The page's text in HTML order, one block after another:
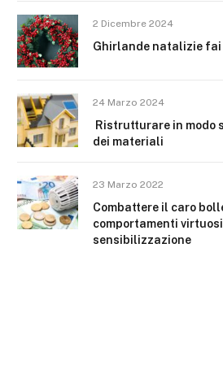
2 Dicembre 2024
Ghirlande natalizie fai
24 Marzo 2024
Ristrutturare in modo
dei materiali
23 Marzo 2022
Combattere il caro
comportamenti
sensibilizzazione